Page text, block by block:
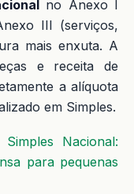
no Anexo I
III (serviços,
mais enxuta. A
e receita de
a alíquota
em Simples.
Simples Nacional:
para pequenas